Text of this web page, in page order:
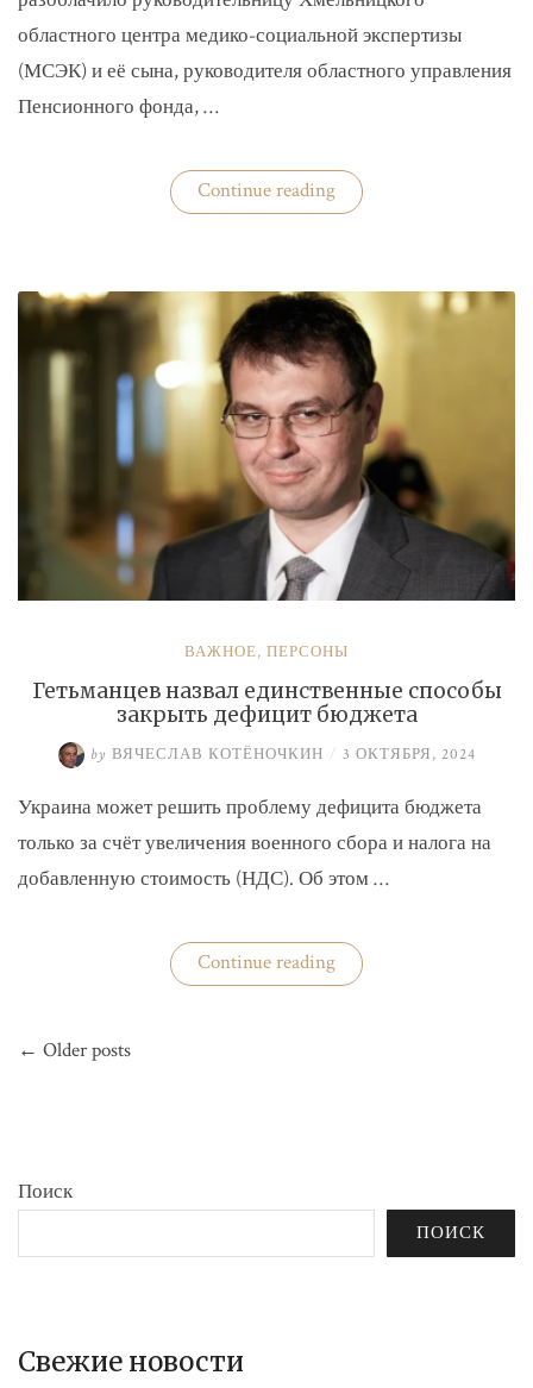
областного центра медико-социальной экспертизы
(МСЭК) и её сына, руководителя областного управления
Пенсионного фонда, …
Continue reading«В
Хмельницком
сын
зарабатывали
на
уклонистах»
ВАЖНОЕ, ПЕРСОНЫ
Гетьманцев назвал единственные способы
закрыть дефицит бюджета
by ВЯЧЕСЛАВ КОТЁНОЧКИН / 3 ОКТЯБРЯ, 2024
Украина может решить проблему дефицита бюджета
только за счёт увеличения военного сбора и налога на
добавленную стоимость (НДС). Об этом …
Continue reading«Гетьманцев
назвал
по
← Older posts
Поиск
ПОИСК
Свежие новости